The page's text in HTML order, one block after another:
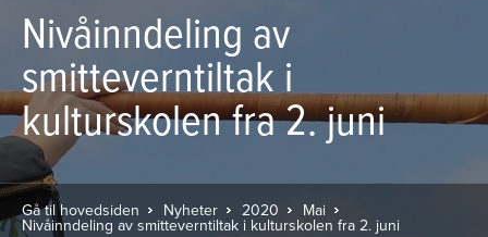
Nivåinndeling av
smitteverntiltak i
kulturskolen fra 2. juni
Gå til hovedsiden Nyheter 2020 Mai
Nivåinndeling av smitteverntiltak i kulturskolen fra 2. juni